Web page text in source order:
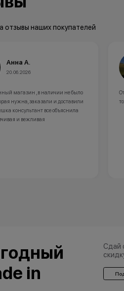
отзывы наших покупателей
Анна А.
20.06.2026
магазин ,в наличии не было
нужна,заказали и доставили
консультант все объяснила
и вежливая
in
Сдай